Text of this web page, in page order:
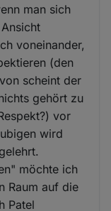
man sich
voneinander,
(den
scheint der
gehört zu
vor
wird
möchte ich
Raum auf die
Patel